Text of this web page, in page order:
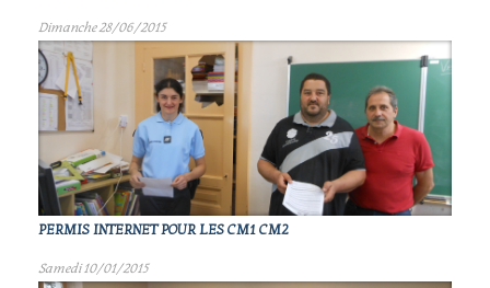
Dimanche 28/06/2015
PERMIS INTERNET POUR LES CM1 CM2
Samedi 10/01/2015